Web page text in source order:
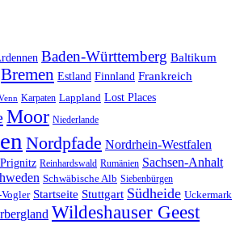
Baden-Württemberg Baltikum
Bremen Estland Finnland Frankreich
Karpaten Lappland Lost Places
Moor Niederlande
Nordpfade Nordrhein-Westfalen
Prignitz Reinhardswald Rumänien Sachsen-Anhalt
Schwäbische Alb Siebenbürgen
Startseite Stuttgart Südheide Uckermark
Wildeshauser Geest